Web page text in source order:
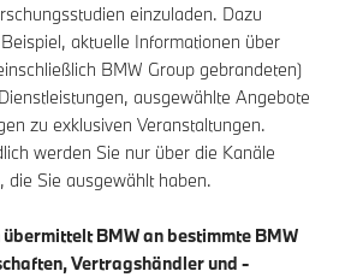
einzuladen. Dazu
aktuelle Informationen über
BMW Group gebrandeten)
ausgewählte Angebote
zu exklusiven Veranstaltungen.
werden Sie nur über die Kanäle
die Sie ausgewählt haben.
übermittelt BMW an bestimmte BMW
Vertragshändler und -